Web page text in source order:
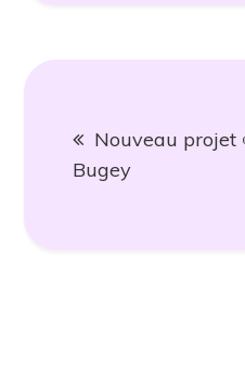
de Nouveau projet
Bugey